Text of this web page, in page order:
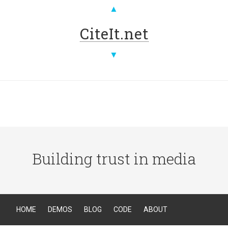
▲
CiteIt.net
▼
Building trust in media
HOME DEMOS BLOG CODE ABOUT